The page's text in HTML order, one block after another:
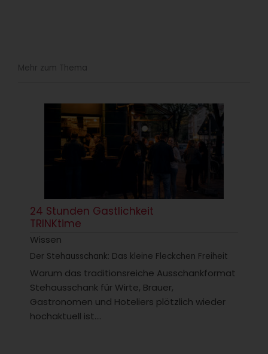
Mehr zum Thema
24 Stunden Gastlichkeit
TRINKtime
Wissen
Der Stehausschank: Das kleine Fleckchen Freiheit
Warum das traditionsreiche Ausschankformat
Stehausschank für Wirte, Brauer,
Gastronomen und Hoteliers plötzlich wieder
hochaktuell ist....